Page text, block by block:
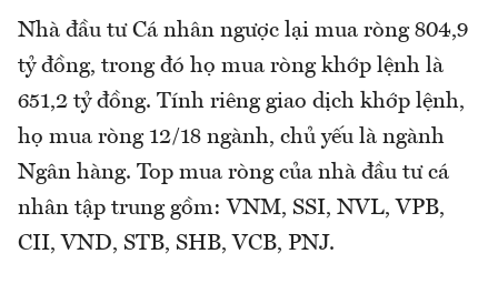
Nhà đầu tư Cá nhân ngược lại mua ròng 804,9
tỷ đồng, trong đó họ mua ròng khớp lệnh là
651,2 tỷ đồng. Tính riêng giao dịch khớp lệnh,
họ mua ròng 12/18 ngành, chủ yếu là ngành
Ngân hàng. Top mua ròng của nhà đầu tư cá
nhân tập trung gồm: VNM, SSI, NVL, VPB,
CII, VND, STB, SHB, VCB, PNJ.